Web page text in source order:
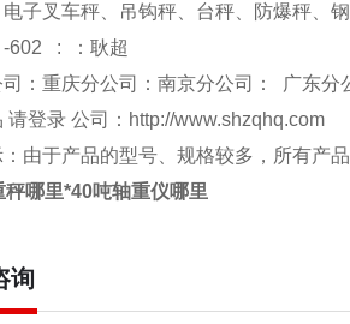
电子叉车秤、吊钩秤、台秤、防爆秤、
-602 : ：耿超
司：重庆分公司：南京分公司： 广东分
请登录 公司： http://www.shzqhq.com
由于产品的型号、规格较多，所有产
秤哪里*40吨轴重仪哪里
询